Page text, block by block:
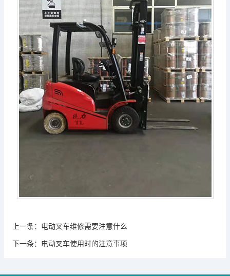
上一条： 电动叉车维修需要注意什么
下一条： 电动叉车使用时的注意事项